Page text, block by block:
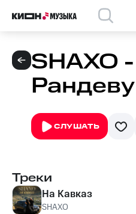
SHAXO -
Рандеву
СЛУШАТЬ
Треки
На Кавказ
SHAXO